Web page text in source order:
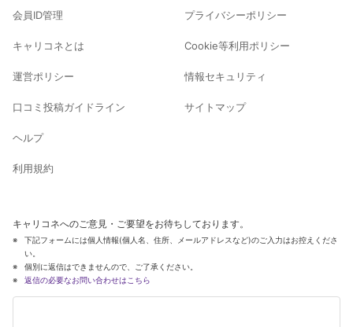
会員ID管理
キャリコネとは
運営ポリシー
口コミ投稿ガイドライン
ヘルプ
利用規約
プライバシーポリシー
Cookie等利用ポリシー
情報セキュリティ
サイトマップ
キャリコネへのご意見・ご要望をお待ちしております。
下記フォームには個人情報(個人名、住所、メールアドレスなど)のご入力はお控えくださ
い。
個別に返信はできませんので、ご了承ください。
返信の必要なお問い合わせはこちら